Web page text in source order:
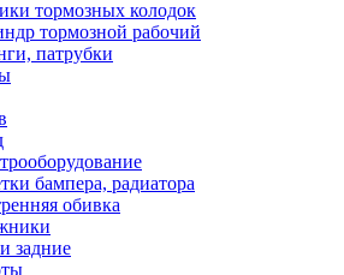
тормозных колодок
тормозной рабочий
патрубки
бампера, радиатора
обивка
задние